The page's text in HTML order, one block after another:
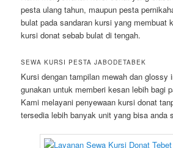
pesta ulang tahun, maupun pesta
bulat pada sandaran kursi yang membuat
kursi donat sebab bulat di tengah.
SEWA KURSI PESTA JABODETABEK
Kursi dengan tampilan mewah dan glossy
gunakan untuk memberi kesan lebih bagi
Kami melayani penyewaan kursi donat
tersedia lebih banyak unit yang bisa anda